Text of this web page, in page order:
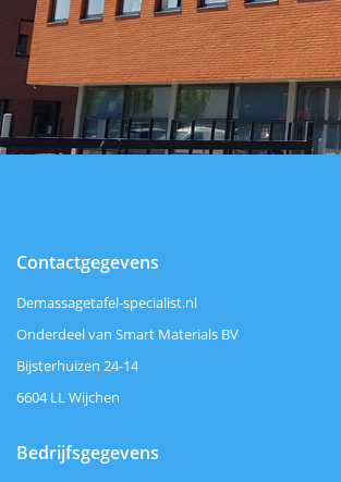
Contactgegevens
Demassagetafel-specialist.nl
Onderdeel van Smart Materials BV
Bijsterhuizen 24-14
6604 LL Wijchen
Bedrijfsgegevens